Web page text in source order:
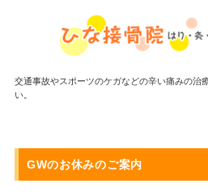
交通事故やスポーツのケガなどの辛い痛みの治
い。
当院について/アクセス
GWのお休みのご案内